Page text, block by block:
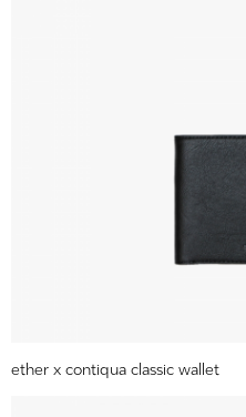
ether x contiqua classic wallet